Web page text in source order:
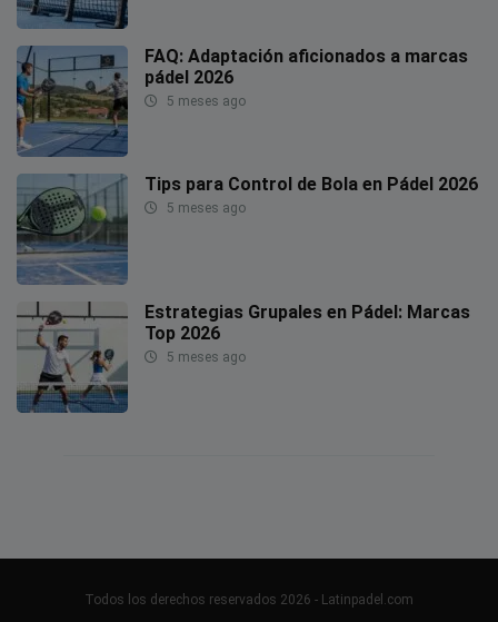
FAQ: Adaptación aficionados a marcas
pádel 2026
5 meses ago
Tips para Control de Bola en Pádel 2026
5 meses ago
Estrategias Grupales en Pádel: Marcas
Top 2026
5 meses ago
Todos los derechos reservados 2026 - Latinpadel.com